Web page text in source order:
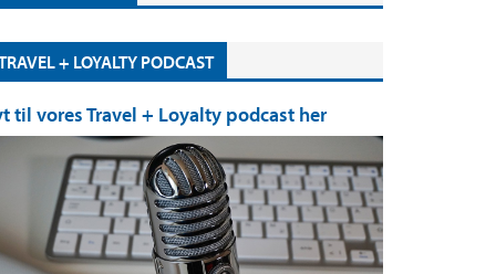
+ LOYALTY PODCAST
til vores Travel + Loyalty podcast her